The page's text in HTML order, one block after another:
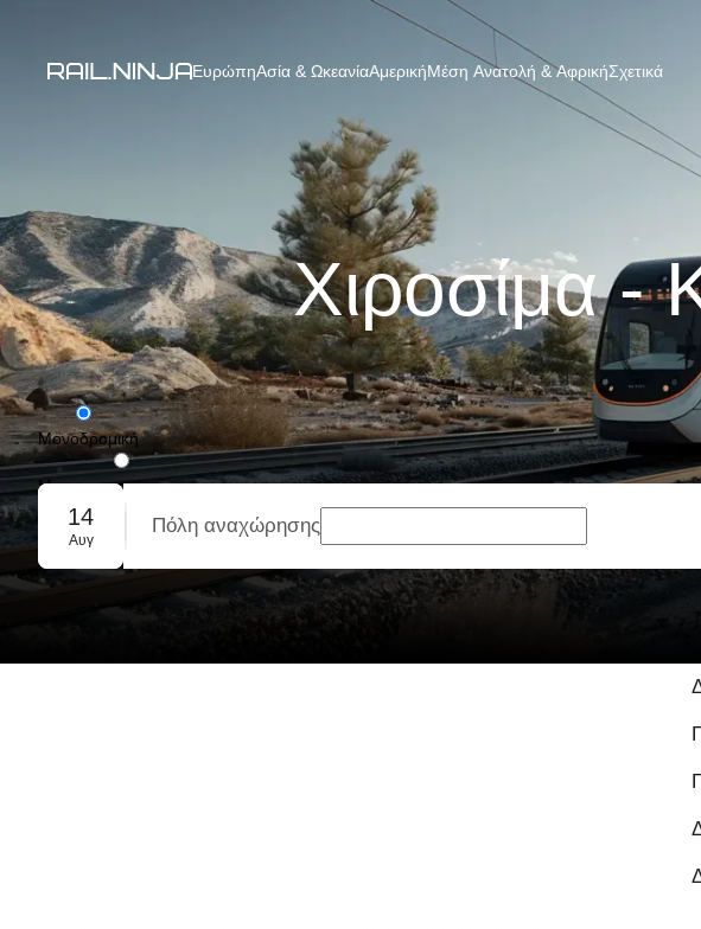
ΕυρώπηΑσία & ΩκεανίαΑμερικήΜέση Ανατολή & ΑφρικήΣχετικά
Χιροσίμα -
Μονοδρομική
Με επιστροφή
Ομαδική κράτηση
14
Αυγ
Πόλη αναχώρησης